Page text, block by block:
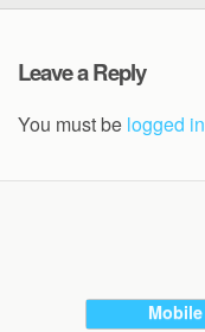
Leave a Reply
You must be logged in
Mobile